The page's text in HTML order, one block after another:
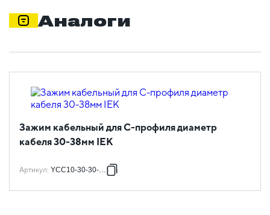
Аналоги
Зажим кабельный для С-профиля диаметр
кабеля 30-38мм IEK
Артикул: YCC10-30-30-038